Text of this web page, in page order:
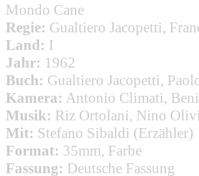
Mondo Cane
Regie: Gualtiero Jacopetti,
Land: I
Jahr: 1962
Buch: Gualtiero Jacopetti,
Kamera: Antonio Climati,
Musik: Riz Ortolani, Nino
Mit: Stefano Sibaldi (Erzähler)
Format: 35mm, Farbe
Fassung: Deutsche Fassung